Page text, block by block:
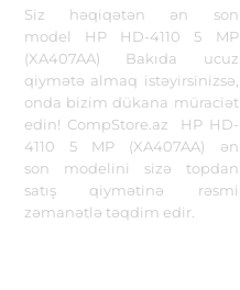
Siz həqiqətən ən son
model HP HD-4110 5 MP
(XA407AA) Bakıda ucuz
qiymətə almaq istəyirsinizsə,
onda bizim dükana müraciət
edin! CompStore.az HP HD-
4110 5 MP (XA407AA) ən
son modelini sizə topdan
satış qiymətinə rəsmi
zəmanətlə təqdim edir.